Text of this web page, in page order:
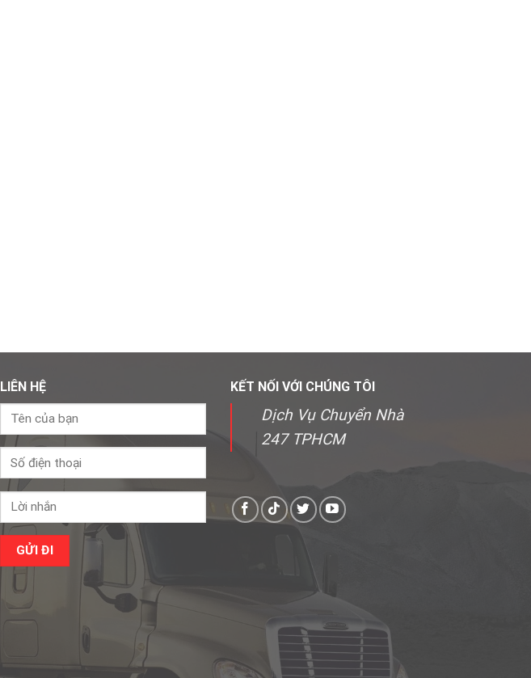
LIÊN HỆ KẾT NỐI VỚI CHÚNG TÔI
Dịch Vụ Chuyển Nhà
247 TPHCM